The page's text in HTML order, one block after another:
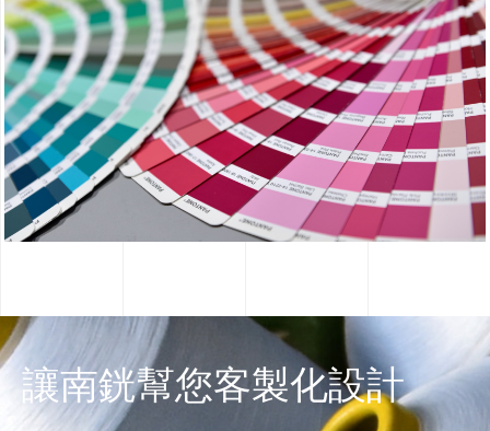
讓南銧幫您客製化設計